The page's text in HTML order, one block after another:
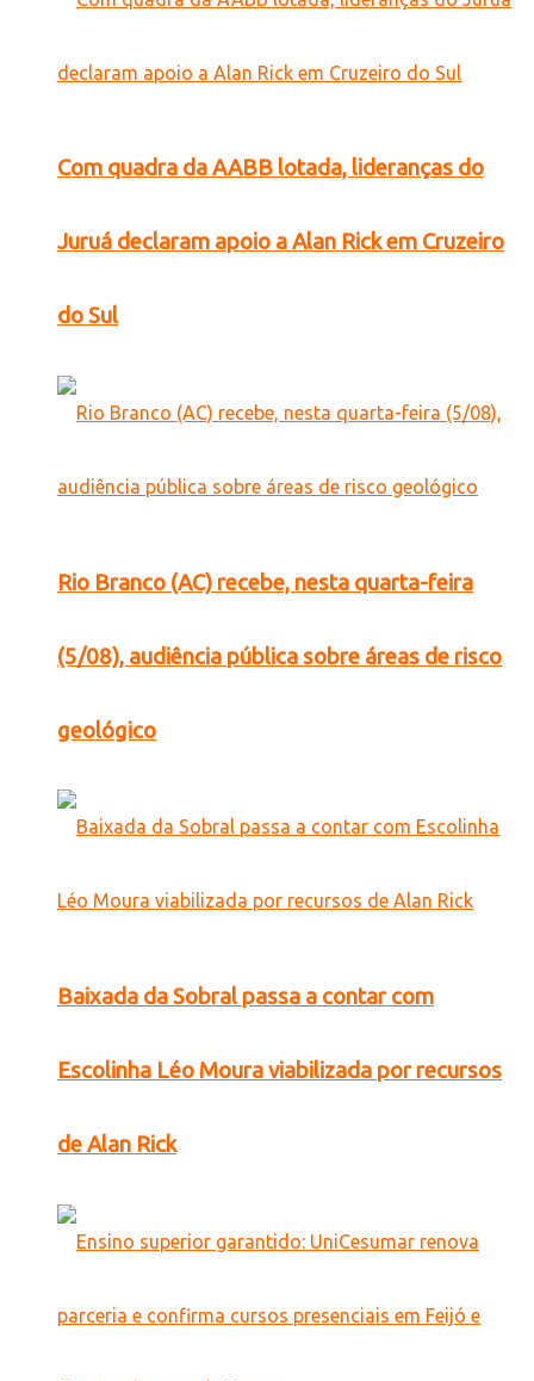
Com quadra da AABB lotada, lideranças do
Juruá declaram apoio a Alan Rick em Cruzeiro
do Sul
Rio Branco (AC) recebe, nesta quarta-feira
(5/08), audiência pública sobre áreas de risco
geológico
Baixada da Sobral passa a contar com
Escolinha Léo Moura viabilizada por recursos
de Alan Rick